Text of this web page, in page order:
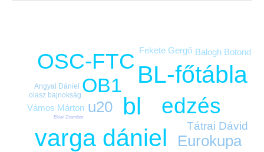
bl
BL-főtábla
varga dániel
edzés
OSC-FTC
OB1
Eurokupa
u20
Tátrai Dávid
Balogh Botond
Fekete Gergő
Vámos Márton
Angyal Dániel
olasz bajnokság
Ekler Zsombor